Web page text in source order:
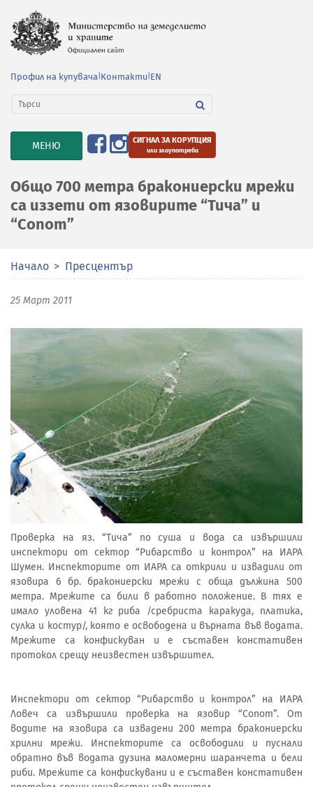
Профил на купувача Контакти EN
TOGGLE
NAVIGATION
МЕНЮ СИГНАЛ ЗА КОРУПЦИЯ
или злоупотреби
Общо 700 метра бракониерски мрежи
са иззети от язовирите “Тича” и
“Сопот”
Начало Пресцентър
25 Март 2011
Проверка на яз. “Тича” по суша и вода са извършили
инспектори от сектор “Рибарство и контрол” на ИАРА
Шумен. Инспекторите от ИАРА са открили и извадили от
язовира 6 бр. бракониерски мрежи с обща дължина 500
метра. Мрежите са били в работно положение. В тях е
имало уловена 41 кг риба /сребриста каракуда, платика,
сулка и костур/, която е освободена и върната във водата.
Мрежите са конфискуван и е съставен констативен
протокол срещу неизвестен извършител.
Инспектори от сектор “Рибарство и контрол” на ИАРА
Ловеч са извършили проверка на язовир “Сопот”. От
водите на язовира са извадени 200 метра бракониерски
хрилни мрежи. Инспекторите са освободили и пуснали
обратно във водата дузина маломерни шаранчета и бели
риби. Мрежите са конфискувани и е съставен констативен